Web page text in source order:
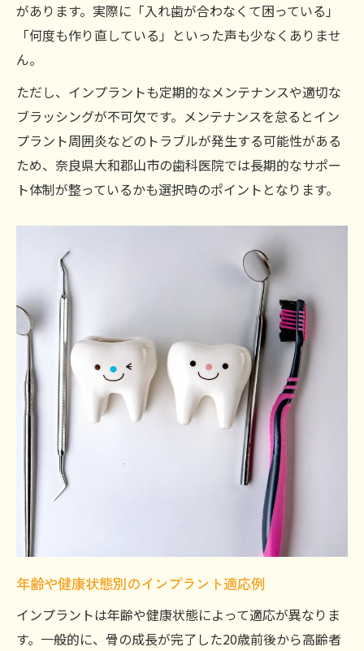
があります。実際に「入れ歯が合わなくて困っている」
「何度も作り直している」といった声も少なくありませ
ん。
ただし、インプラントも定期的なメンテナンスや適切な
ブラッシングが不可欠です。メンテナンスを怠るとイン
プラント周囲炎などのトラブルが発生する可能性がある
ため、奈良県大和郡山市の歯科医院では長期的なサポー
ト体制が整っているかも選択時のポイントとなります。
年齢や健康状態別のインプラント適応例
インプラントは年齢や健康状態によって適応が異なりま
す。一般的に、骨の成長が完了した20歳前後から高齢者